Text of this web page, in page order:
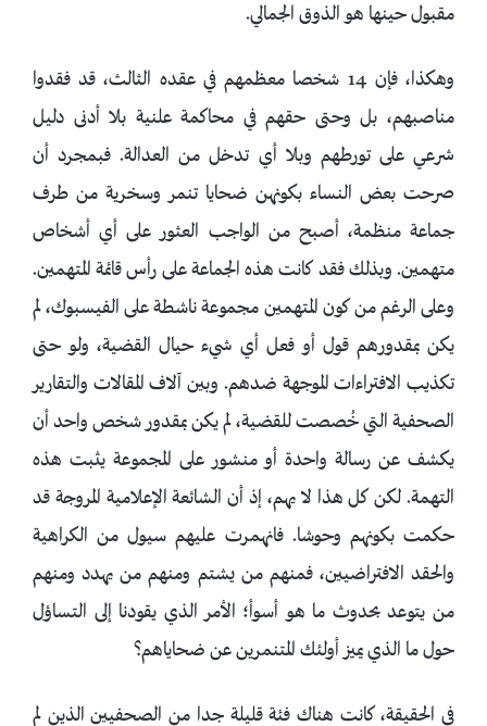
مقبول حينها هو الذوق الجمالي.
وهكذا، فإن 14 شخصا معظمهم في عقده الثالث، قد فقدوا
مناصبهم، بل وحتى حقهم في محاكمة علنية بلا أدنى دليل
شرعي على تورطهم وبلا أي تدخل من العدالة. فبمجرد أن
صرحت بعض النساء بكونهن ضحايا تنمر وسخرية من طرف
جماعة منظمة، أصبح من الواجب العثور على أي أشخاص
متهمين. وبذلك فقد كانت هذه الجماعة على رأس قائمة المتهمين.
وعلى الرغم من كون المتهمين مجموعة ناشطة على الفيسبوك، لم
يكن بمقدورهم قول أو فعل أي شيء حيال القضية، ولو حتى
تكذيب الافتراءات الموجهة ضدهم. وبين آلاف المقالات والتقارير
الصحفية التي خُصصت للقضية، لم يكن بمقدور شخص واحد أن
يكشف عن رسالة واحدة أو منشور على المجموعة يثبت هذه
التهمة. لكن كل هذا لا يهم، إذ أن الشائعة الإعلامية المروجة قد
حكمت بكونهم وحوشا. فانهمرت عليهم سيول من الكراهية
والحقد الافتراضيين، فمنهم من يشتم ومنهم من يهدد ومنهم
من يتوعد بحدوث ما هو أسوأ؛ الأمر الذي يقودنا إلى التساؤل
حول ما الذي يميز أولئك المتنمرين عن ضحاياهم؟
في الحقيقة، كانت هناك فئة قليلة جدا من الصحفيين الذين لم